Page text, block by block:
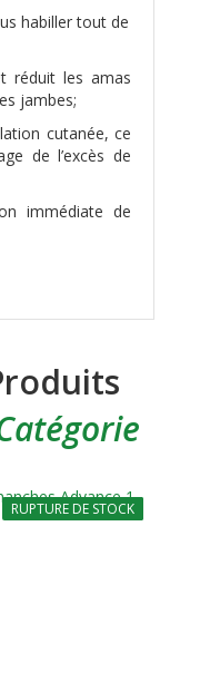
habiller tout de
réduit les amas
jambes;
cutanée, ce
de l’excès de
immédiate de
-20%
RUPTURE DE STOCK